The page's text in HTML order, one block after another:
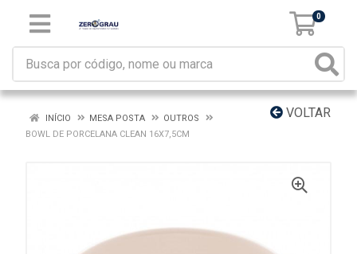
0
VOLTAR
INÍCIO MESA POSTA
OUTROS
BOWL DE PORCELANA CLEAN 16X7,5CM